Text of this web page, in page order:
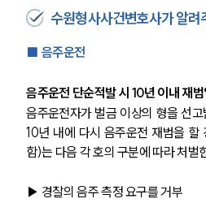
수원형사사건변호사가 알려
■ 음주운전
음주운전 단순적발 시 10년 이내 재
음주운전자가 벌금 이상의 형을 선
10년 내에 다시 음주운전 재범을 할
함)는 다음 각 호의 구분에 따라 처벌
▶ 경찰의 음주 측정 요구를 거부